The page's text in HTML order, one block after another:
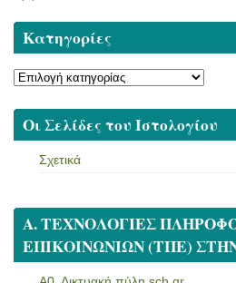
Kατηγορίες
Kατηγορίες
Οι Σελίδες του Ιστολογίου
Σχετικά
Α. ΤΕΧΝΟΛΟΓΙΕΣ
ΕΠΙΚΟΙΝΩΝΙΩΝ (ΤΠΕ)